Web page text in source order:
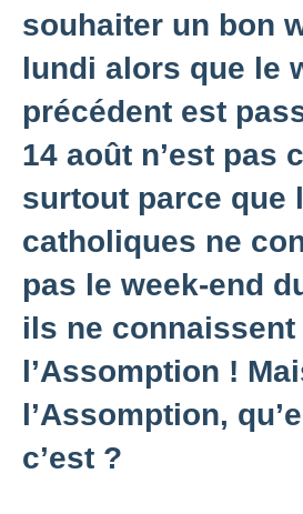
souhaiter un bon
lundi alors que le
précédent est
14 août n’est pas
surtout parce que
catholiques ne
pas le week-end
ils ne connaissent
l’Assomption !
l’Assomption,
c’est ?